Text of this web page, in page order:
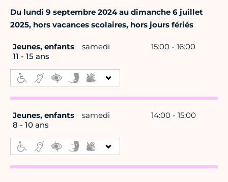
Du lundi 9 septembre 2024 au dimanche 6 juillet
2025, hors vacances scolaires, hors jours fériés
Jeunes, enfants
11 - 15 ans
samedi 15:00 - 16:00
Jeunes, enfants
8 - 10 ans
samedi 14:00 - 15:00